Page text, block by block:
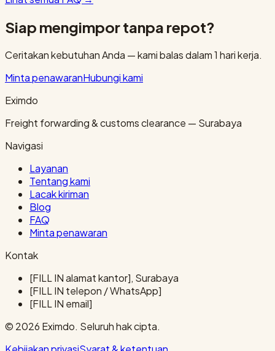
Siap mengimpor tanpa repot?
Ceritakan kebutuhan Anda — kami balas dalam 1 hari kerja.
Minta penawaranHubungi kami
Eximdo
Freight forwarding & customs clearance — Surabaya
Navigasi
Layanan
Tentang kami
Lacak kiriman
Blog
FAQ
Minta penawaran
Kontak
[FILL IN alamat kantor], Surabaya
[FILL IN telepon / WhatsApp]
[FILL IN email]
© 2026 Eximdo. Seluruh hak cipta.